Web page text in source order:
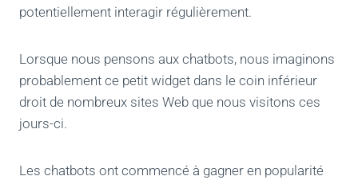
potentiellement interagir régulièrement.
Lorsque nous pensons aux chatbots, nous imaginons
probablement ce petit widget dans le coin inférieur
droit de nombreux sites Web que nous visitons ces
jours-ci.
Les chatbots ont commencé à gagner en popularité